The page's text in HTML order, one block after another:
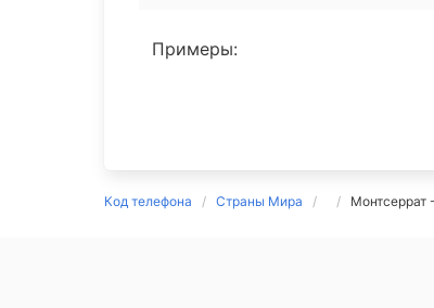
Примеры:
Код телефона Страны Мира Монтсеррат